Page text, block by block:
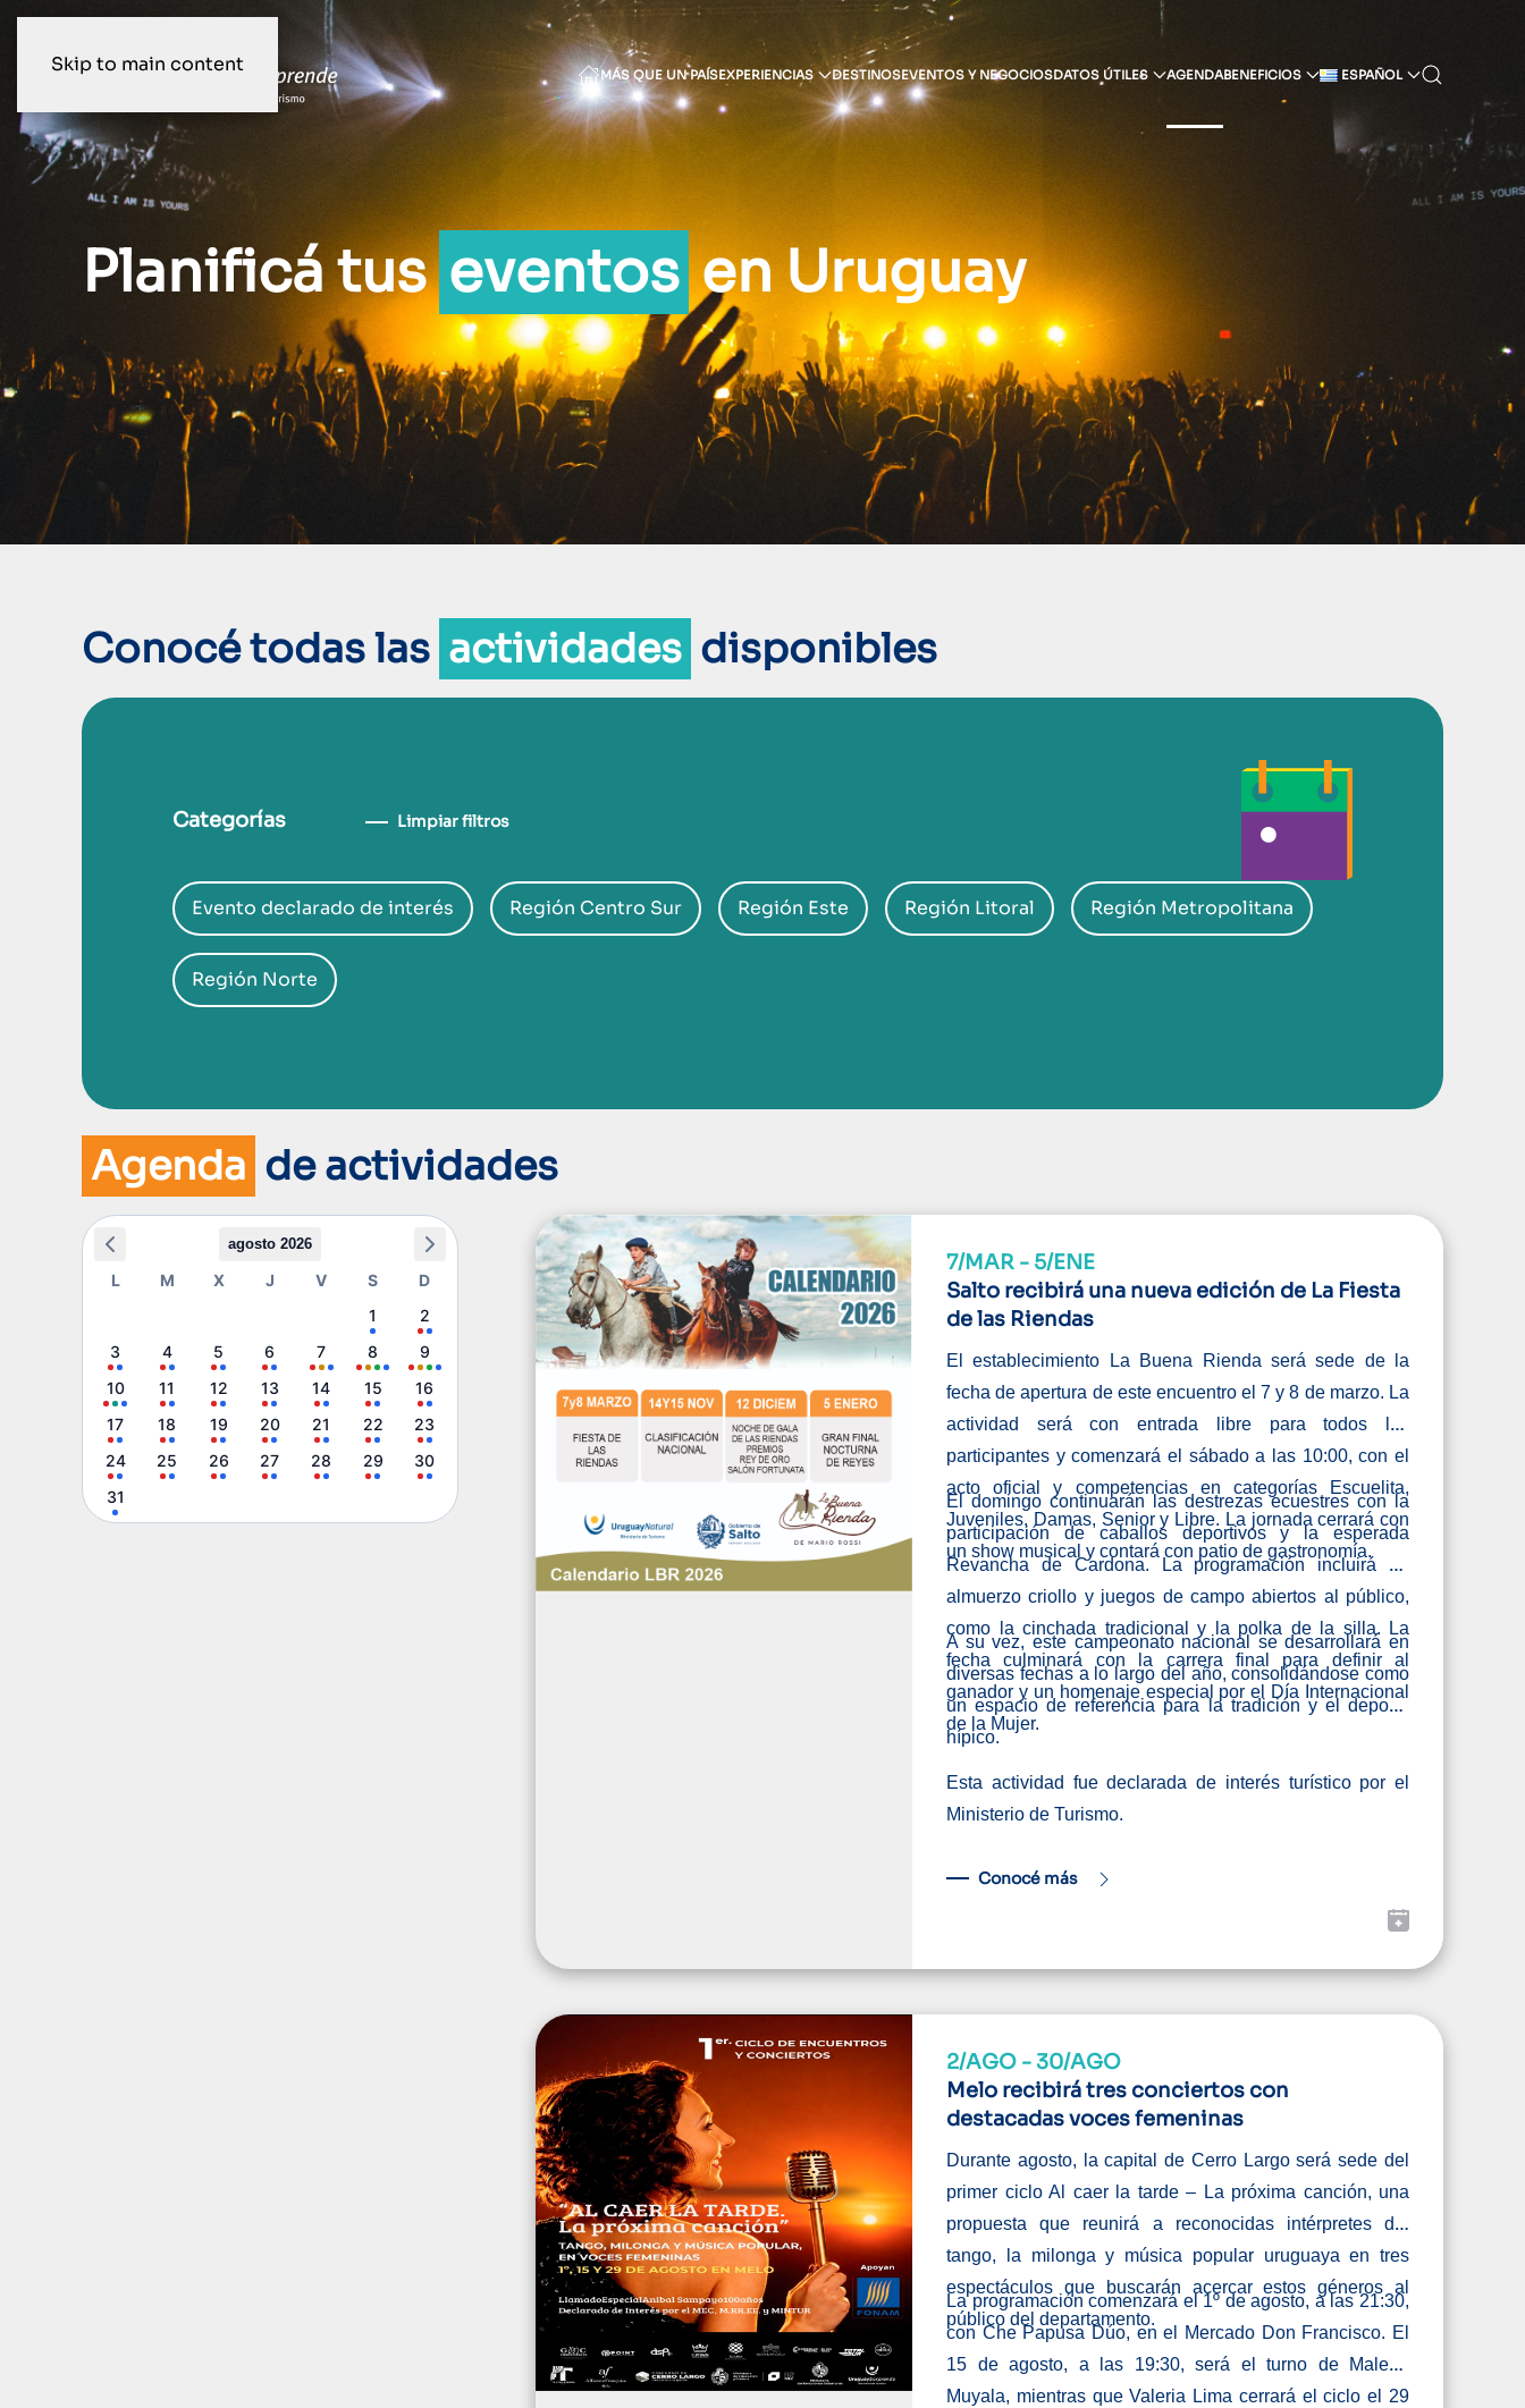
Skip to main content MÁS QUE UN PAÍSEXPERIENCIAS DESTINOSEVENTOS Y NEGOCIOSDATOS ÚTILES AGENDABENEFICIOS ESPAÑOL
Planificá tuseventosen Uruguay
Conocé todas las actividades disponibles
Categorías Limpiar filtros
Evento declarado de interés Región Centro Sur Región Este Región Litoral Región Metropolitana
Región Norte
Agenda de actividades
agosto 2026
L M X J V S
D
1
2
3
4 5 6 7 8
9
10
11 12 13 14 15
16
17
18 19 20 21 22
23
24
25 26 27 28 29
30
31
7/MAR - 5/ENE
Salto recibirá una nueva edición de La Fiesta
de las Riendas
El establecimiento La Buena Rienda será sede de la
fecha de apertura de este encuentro el 7 y 8 de marzo. La
actividad será con entrada libre para todos los
participantes y comenzará el sábado a las 10:00, con el
acto oficial y competencias en categorías Escuelita,
Juveniles, Damas, Senior y Libre. La jornada cerrará con
un show musical y contará con patio de gastronomía.
El domingo continuarán las destrezas ecuestres con la
participación de caballos deportivos y la esperada
Revancha de Cardona. La programación incluirá un
almuerzo criollo y juegos de campo abiertos al público,
como la cinchada tradicional y la polka de la silla. La
fecha culminará con la carrera final para definir al
ganador y un homenaje especial por el Día Internacional
de la Mujer.
A su vez, este campeonato nacional se desarrollará en
diversas fechas a lo largo del año, consolidándose como
un espacio de referencia para la tradición y el deporte
hípico.
Esta actividad fue declarada de interés turístico por el
Ministerio de Turismo.
Conocé más
2/AGO - 30/AGO
Melo recibirá tres conciertos con
destacadas voces femeninas
Durante agosto, la capital de Cerro Largo será sede del
primer ciclo Al caer la tarde – La próxima canción, una
propuesta que reunirá a reconocidas intérpretes del
tango, la milonga y música popular uruguaya en tres
espectáculos que buscarán acercar estos géneros al
público del departamento.
La programación comenzará el 1º de agosto, a las 21:30,
con Che Papusa Dúo, en el Mercado Don Francisco. El
15 de agosto, a las 19:30, será el turno de Malena
Muyala, mientras que Valeria Lima cerrará el ciclo el 29